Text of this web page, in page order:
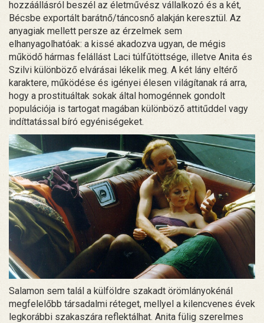
hozzáállásról beszél az életművész vállalkozó és a két,
Bécsbe exportált barátnő/táncosnő alakján keresztül. Az
anyagiak mellett persze az érzelmek sem
elhanyagolhatóak: a kissé akadozva ugyan, de mégis
működő hármas felállást Laci túlfűtöttsége, illetve Anita és
Szilvi különböző elvárásai lékelik meg. A két lány eltérő
karaktere, működése és igényei élesen világítanak rá arra,
hogy a prostituáltak sokak által homogénnek gondolt
populációja is tartogat magában különböző attitűddel vagy
indíttatással bíró egyéniségeket.
Salamon sem talál a külföldre szakadt örömlányokénál
megfelelőbb társadalmi réteget, mellyel a kilencvenes évek
legkorábbi szakaszára reflektálhat. Anita fülig szerelmes